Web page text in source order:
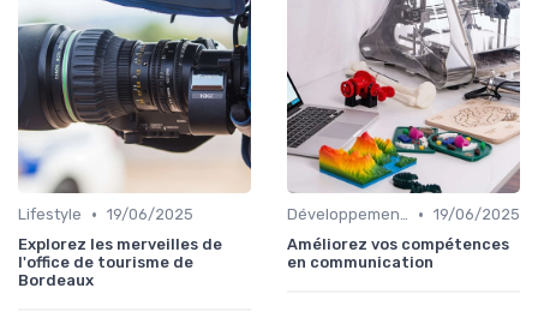
Lifestyle • 19/06/2025
Explorez les merveilles de
l'office de tourisme de
Bordeaux
Développement personnel • 19/06/2025
Améliorez vos compétences
en communication